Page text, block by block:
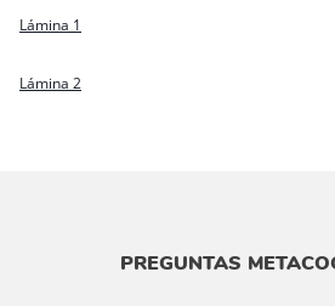
Lámina 1
Lámina 2
PREGUNTAS